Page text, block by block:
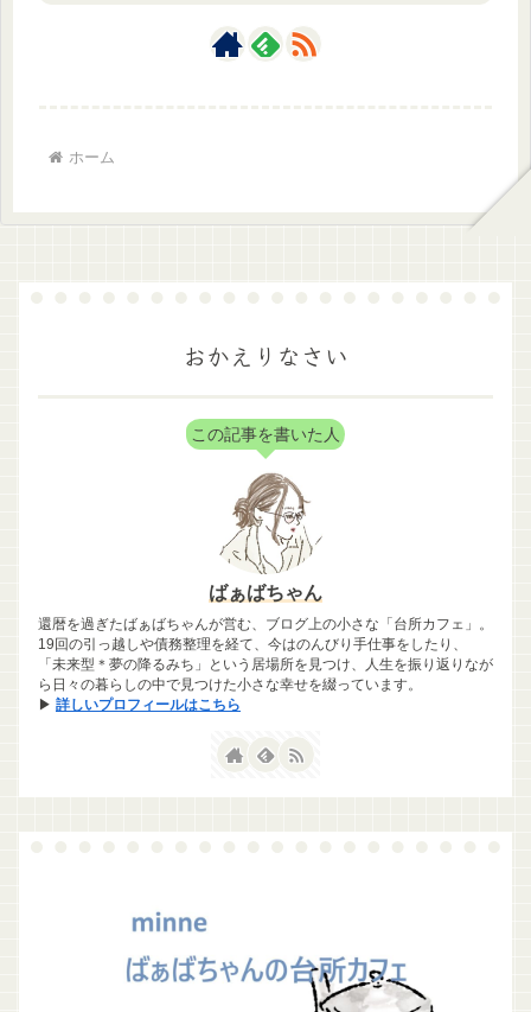
ホーム
おかえりなさい
この記事を書いた人
ばぁばちゃん
還暦を過ぎたばぁばちゃんが営む、ブログ上の小さな「台所カフェ」。
19回の引っ越しや債務整理を経て、今はのんびり手仕事をしたり、
「未来型＊夢の降るみち」という居場所を見つけ、人生を振り返りなが
ら日々の暮らしの中で見つけた小さな幸せを綴っています。
▶ 詳しいプロフィールはこちら